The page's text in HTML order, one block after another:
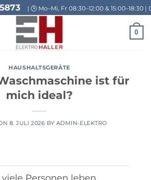
| 🕒 Mo–Mi, Fr 08:30–12:00 & 15:00–18:30 |
0
HAUSHALTSGERÄTE
ist für
mich ideal?
8. JULI 2026 BY ADMIN-ELEKTRO
viele Personen leben